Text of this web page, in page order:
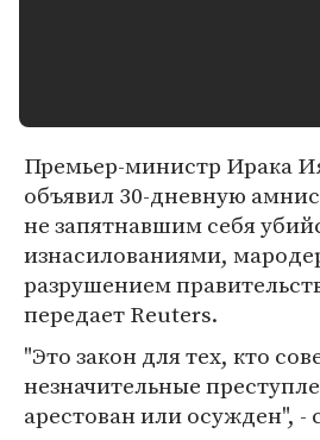
Премьер-министр Ирака
объявил 30-дневную
не запятнавшим себя
изнасилованиями,
разрушением
передает Reuters.
"Это закон для тех, кто
незначительные
арестован или осужден", -